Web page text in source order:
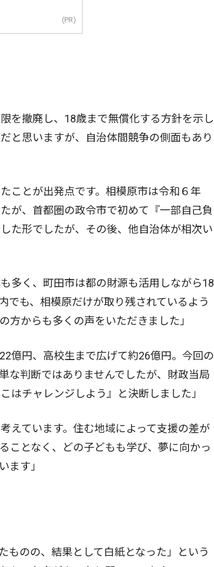
(PR)
を撤廃し、18歳まで無償化する方針を示し
と思いますが、自治体間競争の側面もあり
ことが出発点です。相模原市は令和６年
が、首都圏の政令市で初めて『一部自己負
た形でしたが、その後、他自治体が相次い
多く、町田市は都の財源も活用しながら18
でも、相模原だけが取り残されているよう
方からも多くの声をいただきました」
億円、高校生まで広げて約26億円。今回の
な判断ではありませんでしたが、財政当局
はチャレンジしよう』と決断しました」
えています。住む地域によって支援の差が
ことなく、どの子どもも学び、夢に向かっ
ます」
のの、結果として白紙となった」という